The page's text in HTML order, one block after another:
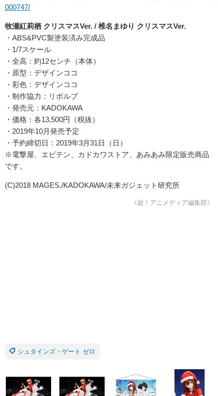
000747/
牧瀬紅莉栖 クリスマスVer. / 椎名まゆり クリスマスVer.
・ABS&PVC製塗装済み完成品
・1/7スケール
・全高：約12センチ（本体）
・原型：デザインココ
・彩色：デザインココ
・制作協力：リボルブ
・発売元：KADOKAWA
・価格：各13,500円（税抜）
・2019年10月発売予定
・予約締切日：2019年3月31日（日）
※電撃屋、エビテン、カドカワストア、あみあみ限定販売商品
です。
(C)2018 MAGES./KADOKAWA/未来ガジェット研究所
《超！アニメディア編集部》
シュタインズ・ゲート ゼロ